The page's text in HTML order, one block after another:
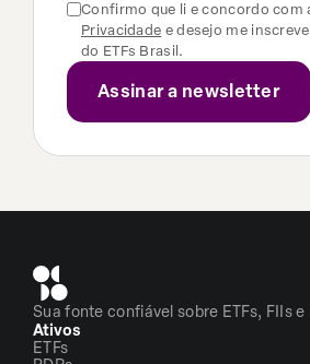
Confirmo que li e concordo com
Privacidade e desejo me
do ETFs Brasil.
Sua fonte confiável sobre ETFs, FIIs e
Ativos
ETFs